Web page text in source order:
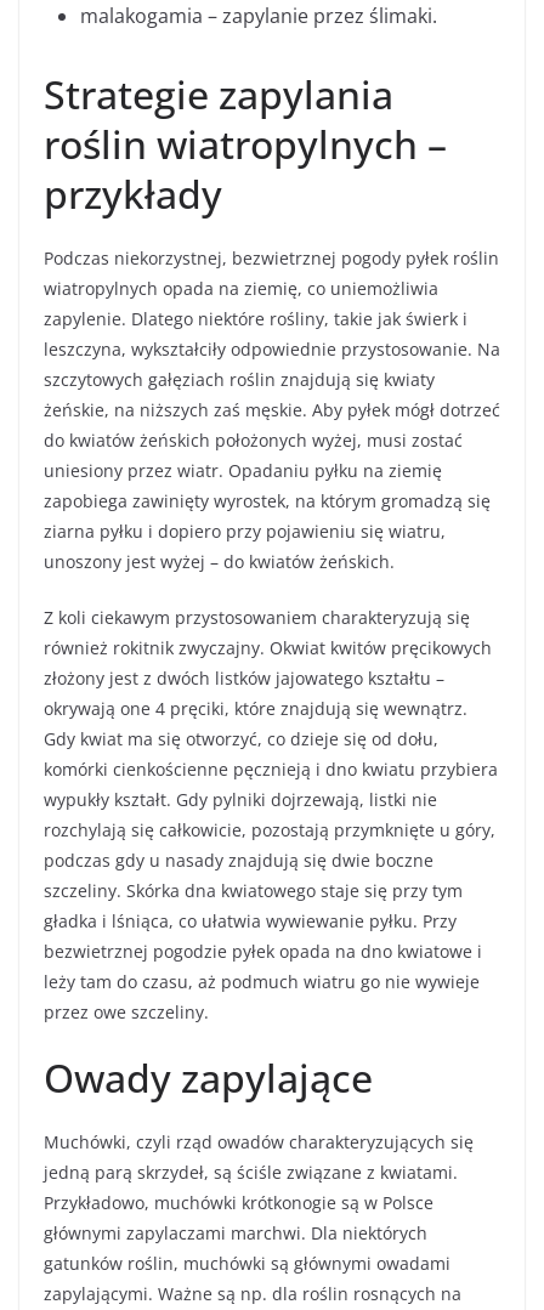
malakogamia – zapylanie przez ślimaki.
Strategie zapylania
roślin wiatropylnych –
przykłady
Podczas niekorzystnej, bezwietrznej pogody pyłek roślin
wiatropylnych opada na ziemię, co uniemożliwia
zapylenie. Dlatego niektóre rośliny, takie jak świerk i
leszczyna, wykształciły odpowiednie przystosowanie. Na
szczytowych gałęziach roślin znajdują się kwiaty
żeńskie, na niższych zaś męskie. Aby pyłek mógł dotrzeć
do kwiatów żeńskich położonych wyżej, musi zostać
uniesiony przez wiatr. Opadaniu pyłku na ziemię
zapobiega zawinięty wyrostek, na którym gromadzą się
ziarna pyłku i dopiero przy pojawieniu się wiatru,
unoszony jest wyżej – do kwiatów żeńskich.
Z koli ciekawym przystosowaniem charakteryzują się
również rokitnik zwyczajny. Okwiat kwitów pręcikowych
złożony jest z dwóch listków jajowatego kształtu –
okrywają one 4 pręciki, które znajdują się wewnątrz.
Gdy kwiat ma się otworzyć, co dzieje się od dołu,
komórki cienkościenne pęcznieją i dno kwiatu przybiera
wypukły kształt. Gdy pylniki dojrzewają, listki nie
rozchylają się całkowicie, pozostają przymknięte u góry,
podczas gdy u nasady znajdują się dwie boczne
szczeliny. Skórka dna kwiatowego staje się przy tym
gładka i lśniąca, co ułatwia wywiewanie pyłku. Przy
bezwietrznej pogodzie pyłek opada na dno kwiatowe i
leży tam do czasu, aż podmuch wiatru go nie wywieje
przez owe szczeliny.
Owady zapylające
Muchówki, czyli rząd owadów charakteryzujących się
jedną parą skrzydeł, są ściśle związane z kwiatami.
Przykładowo, muchówki krótkonogie są w Polsce
głównymi zapylaczami marchwi. Dla niektórych
gatunków roślin, muchówki są głównymi owadami
zapylającymi. Ważne są np. dla roślin rosnących na